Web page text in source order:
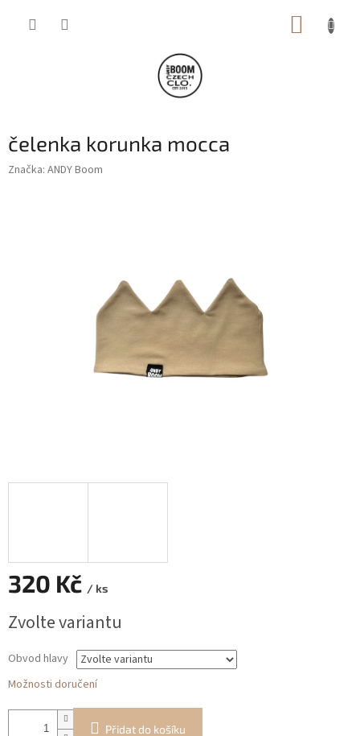
čelenka korunka mocca
Značka: ANDY Boom
320 Kč / ks
cena:
Zvolte variantu
Obvod hlavy
Možnosti doručení
Přidat do košíku